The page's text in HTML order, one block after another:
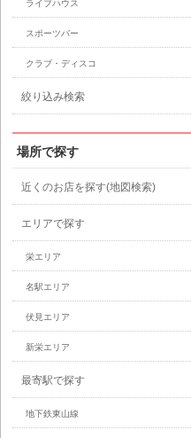
ライブハウス
スポーツバー
クラブ・ディスコ
絞り込み検索
場所で探す
近くのお店を探す(地図検索)
エリアで探す
栄エリア
名駅エリア
伏見エリア
新栄エリア
最寄駅で探す
地下鉄東山線